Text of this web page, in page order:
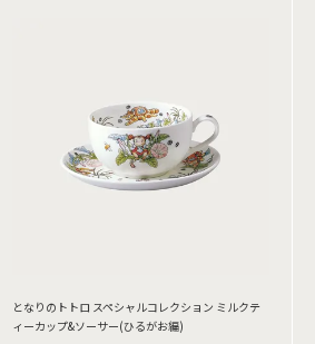
となりのトトロ スペシャルコレクション ミルクテ
ィーカップ&ソーサー(ひるがお編)